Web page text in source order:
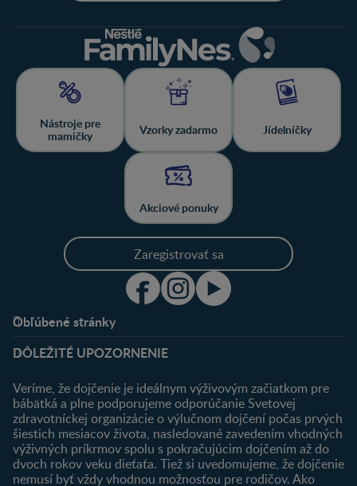
Nástroje pre
mamičky
Vzorky zadarmo Jídelníčky
Akciové ponuky
Zaregistrovať sa
Obľúbené stránky
Výhody členstva
Môj účet
Registrácia
Newsletter
Prihlásenie
Produkty
DÔLEŽITÉ UPOZORNENIE
Veríme, že dojčenie je ideálnym výživovým začiatkom pre
bábätká a plne podporujeme odporúčanie Svetovej
zdravotníckej organizácie o výlučnom dojčení počas prvých
šiestich mesiacov života, nasledované zavedením vhodných
výživných príkrmov spolu s pokračujúcim dojčením až do
dvoch rokov veku dieťaťa. Tiež si uvedomujeme, že dojčenie
nemusí byť vždy vhodnou možnosťou pre rodičov. Ako